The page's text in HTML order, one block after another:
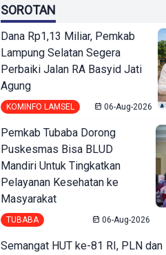
SOROTAN
Dana Rp1,13 Miliar, Pemkab
Lampung Selatan Segera
Perbaiki Jalan RA Basyid Jati
Agung
KOMINFO LAMSEL 06-Aug-2026
Pemkab Tubaba Dorong
Puskesmas Bisa BLUD
Mandiri Untuk Tingkatkan
Pelayanan Kesehatan ke
Masyarakat
TUBABA 06-Aug-2026
Semangat HUT ke-81 RI, PLN dan